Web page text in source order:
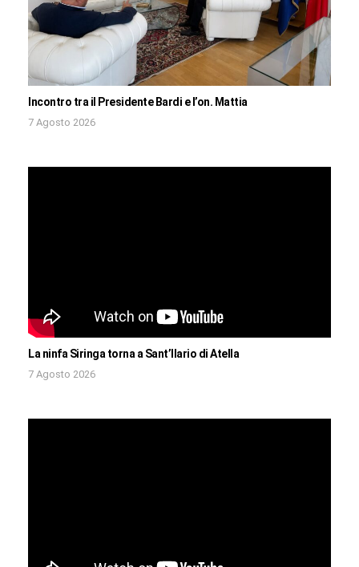
Incontro tra il Presidente Bardi e l’on. Mattia
7 Agosto 2026
La ninfa Siringa torna a Sant’Ilario di Atella
7 Agosto 2026